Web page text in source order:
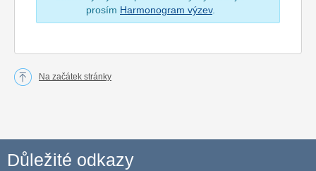
prosím Harmonogram výzev.
Na začátek stránky
Důležité odkazy